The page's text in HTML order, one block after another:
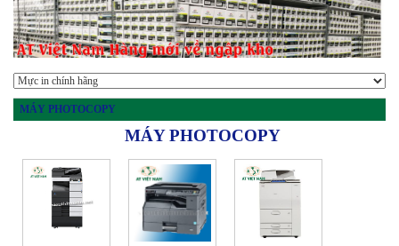
Previous Next
MÁY PHOTOCOPY
MÁY PHOTOCOPY